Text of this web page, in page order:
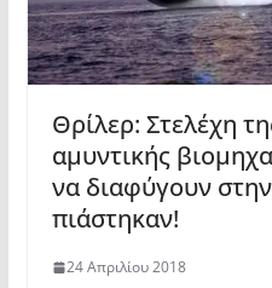
Θρίλερ: Στελέχη
αμυντικής
να διαφύγουν
πιάστηκαν!
24 Απριλίου 2018